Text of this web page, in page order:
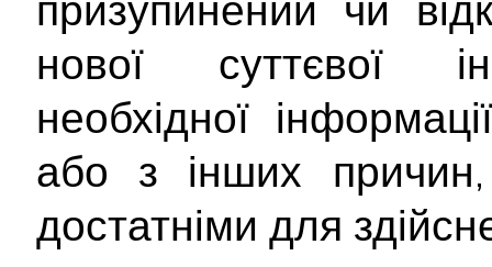
нової суттєвої
необхідної
або з інших причин,
достатніми для